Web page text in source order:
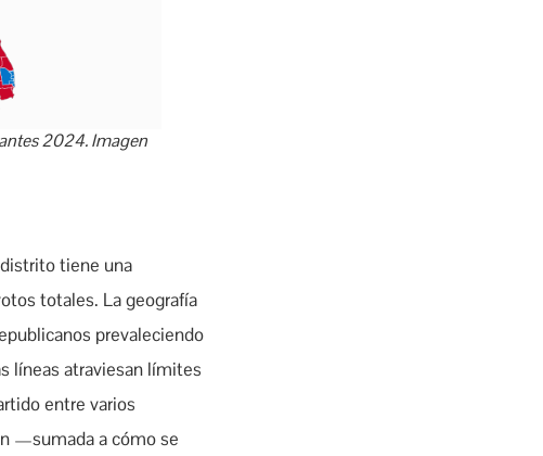
2024. Imagen
tiene una
totales. La geografía
prevaleciendo
líneas atraviesan límites
entre varios
—sumada a cómo se